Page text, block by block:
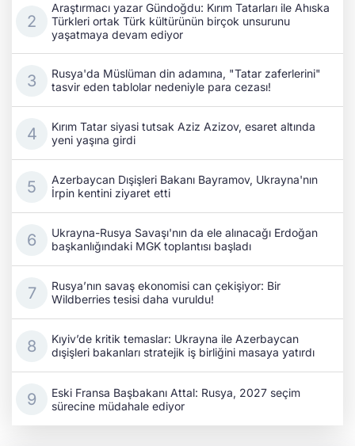
Araştırmacı yazar Gündoğdu: Kırım Tatarları ile Ahıska
Türkleri ortak Türk kültürünün birçok unsurunu
yaşatmaya devam ediyor
Rusya'da Müslüman din adamına, "Tatar zaferlerini"
tasvir eden tablolar nedeniyle para cezası!
Kırım Tatar siyasi tutsak Aziz Azizov, esaret altında
yeni yaşına girdi
Azerbaycan Dışişleri Bakanı Bayramov, Ukrayna'nın
İrpin kentini ziyaret etti
Ukrayna-Rusya Savaşı'nın da ele alınacağı Erdoğan
başkanlığındaki MGK toplantısı başladı
Rusya’nın savaş ekonomisi can çekişiyor: Bir
Wildberries tesisi daha vuruldu!
Kıyiv’de kritik temaslar: Ukrayna ile Azerbaycan
dışişleri bakanları stratejik iş birliğini masaya yatırdı
Eski Fransa Başbakanı Attal: Rusya, 2027 seçim
sürecine müdahale ediyor